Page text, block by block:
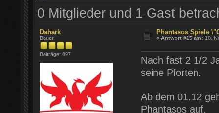
0 Mitglieder und 1 Gast
Dahark
Bauer
Beiträge: 897
Phantasos Spiele
«Antwort #15 am: 10.
Nach fast 2 1/2
seine Pforten.
Ab dem 01.12
Phantasos auf.